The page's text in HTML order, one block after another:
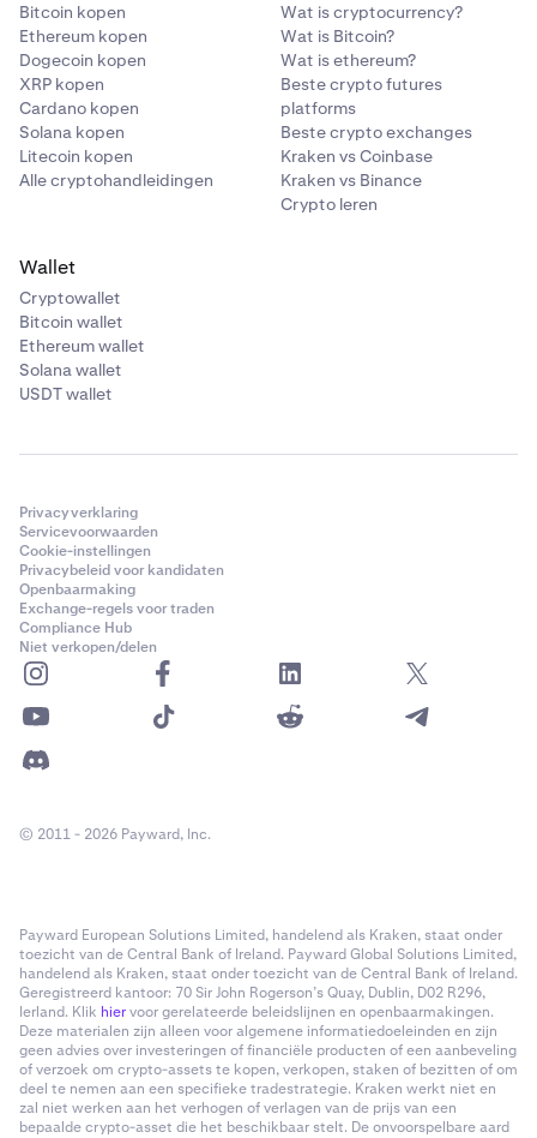
Bitcoin kopen
Ethereum kopen
Dogecoin kopen
XRP kopen
Cardano kopen
Solana kopen
Litecoin kopen
Alle cryptohandleidingen
Wat is cryptocurrency?
Wat is Bitcoin?
Wat is ethereum?
Beste crypto futures
platforms
Beste crypto exchanges
Kraken vs Coinbase
Kraken vs Binance
Crypto leren
Wallet
Cryptowallet
Bitcoin wallet
Ethereum wallet
Solana wallet
USDT wallet
Privacyverklaring
Servicevoorwaarden
Cookie-instellingen
Privacybeleid voor kandidaten
Openbaarmaking
Exchange-regels voor traden
Compliance Hub
Niet verkopen/delen
© 2011 - 2026 Payward, Inc.
Payward European Solutions Limited, handelend als Kraken, staat onder
toezicht van de Central Bank of Ireland. Payward Global Solutions Limited,
handelend als Kraken, staat onder toezicht van de Central Bank of Ireland.
Geregistreerd kantoor: 70 Sir John Rogerson’s Quay, Dublin, D02 R296,
Ierland. Klik hiervoor gerelateerde beleidslijnen en openbaarmakingen.
Deze materialen zijn alleen voor algemene informatiedoeleinden en zijn
geen advies over investeringen of financiële producten of een aanbeveling
of verzoek om crypto-assets te kopen, verkopen, staken of bezitten of om
deel te nemen aan een specifieke tradestrategie. Kraken werkt niet en
zal niet werken aan het verhogen of verlagen van de prijs van een
bepaalde crypto-asset die het beschikbaar stelt. De onvoorspelbare aard